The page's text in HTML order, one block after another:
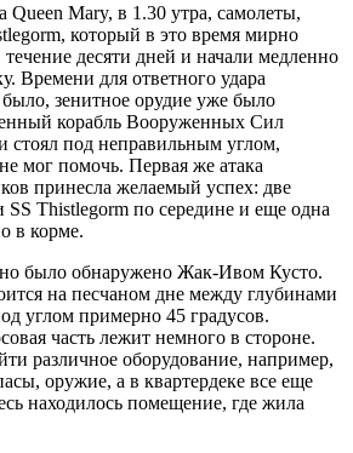
Queen Mary, в 1.30 утра, самолеты,
который в это время мирно
течение десяти дней и начали медленно
Времени для ответного удара
зенитное орудие уже было
корабль Вооруженных Сил
стоял под неправильным углом,
мог помочь. Первая же атака
принесла желаемый успех: две
Thistlegorm по середине и еще одна
в корме.
было обнаружено Жак-Ивом Кусто.
на песчаном дне между глубинами
углом примерно 45 градусов.
часть лежит немного в стороне.
различное оборудование, например,
оружие, а в квартердеке все еще
находилось помещение, где жила